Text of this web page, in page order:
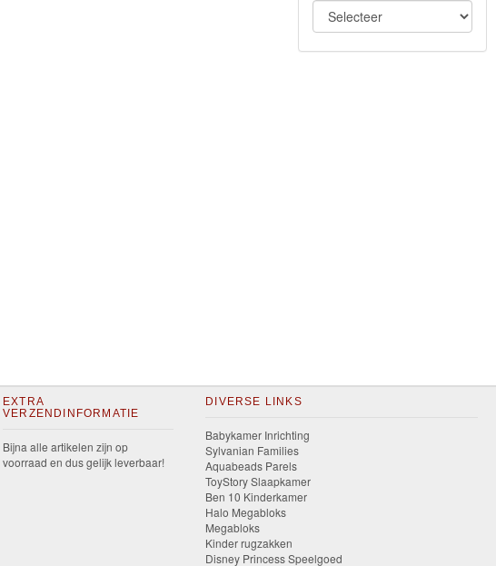
EXTRA
VERZENDINFORMATIE
Bijna alle artikelen zijn op
voorraad en dus gelijk leverbaar!
DIVERSE LINKS
Babykamer Inrichting
Sylvanian Families
Aquabeads Parels
ToyStory Slaapkamer
Ben 10 Kinderkamer
Halo Megabloks
Megabloks
Kinder rugzakken
Disney Princess Speelgoed